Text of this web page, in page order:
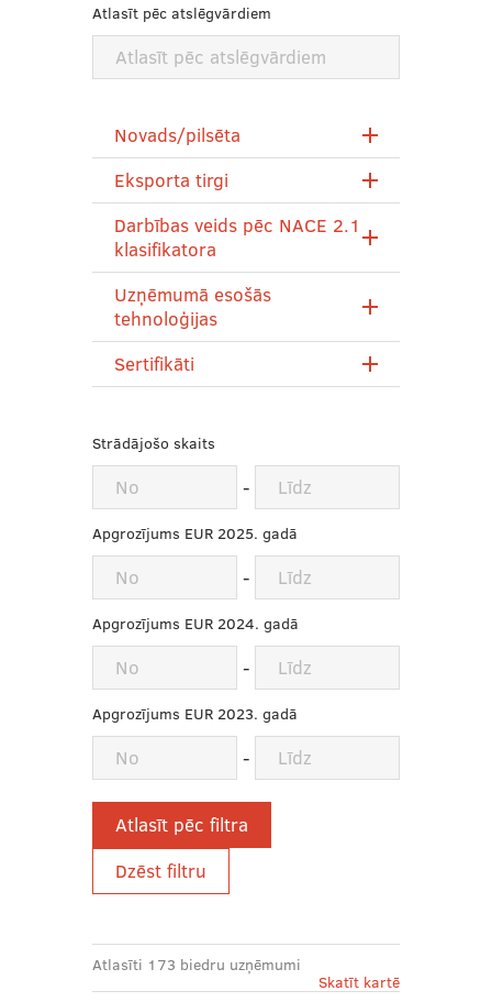
Atlasīt pēc atslēgvārdiem
Novads/pilsēta
Eksporta tirgi
Darbības veids pēc NACE 2.1
klasifikatora
Uzņēmumā esošās
tehnoloģijas
Sertifikāti
Strādājošo skaits
-
Apgrozījums EUR 2025. gadā
-
Apgrozījums EUR 2024. gadā
-
Apgrozījums EUR 2023. gadā
-
Atlasīti 173 biedru uzņēmumi
Skatīt kartē